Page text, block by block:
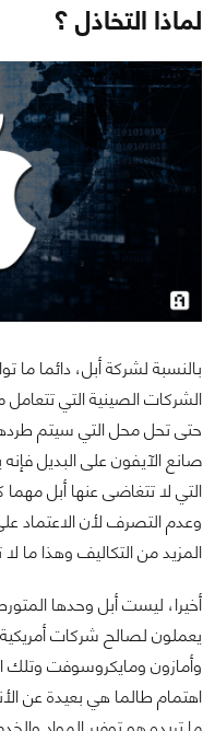
لماذا التخاذل ؟
بالنسبة لشركة أبل، دائما
الشركات الصينية التي تتعامل
حتى تحل محل التي سيتم طردها
صانع الآيفون على البديل
التي لا تتغاضى عنها أبل
وعدم التصرف لأن الاعتماد
المزيد من التكاليف وهذا ما لا
أخيرا، ليست أبل وحدها
يعملون لصالح شركات
وأمازون ومايكروسوفت وتلك
اهتمام طالما هي بعيدة عن